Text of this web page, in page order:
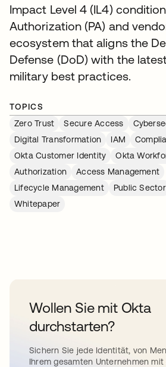
Impact Level 4 (IL4)
Authorization (PA) and
ecosystem that aligns the
Defense (DoD) with the
military best practices.
TOPICS
Zero Trust
Secure Access
Digital Transformation
IAM
Okta Customer Identity
Okta
Authorization
Access Management
Lifecycle Management
Public Sector
Whitepaper
Wollen Sie mit Okta
durchstarten?
Sichern Sie jede Identität, von
Ihrem gesamten Unternehmen mit